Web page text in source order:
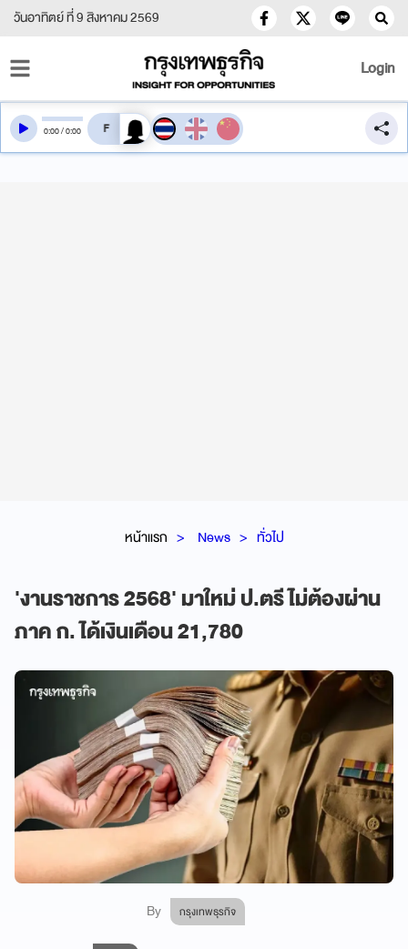
วันอาทิตย์ ที่ 9 สิงหาคม 2569
Login
หน้าแรก News ทั่วไป
'งานราชการ 2568' มาใหม่ ป.ตรี ไม่ต้องผ่าน
ภาค ก. ได้เงินเดือน 21,780
By กรุงเทพธุรกิจ
0:00/0:00 สลับเสียงอ่าน